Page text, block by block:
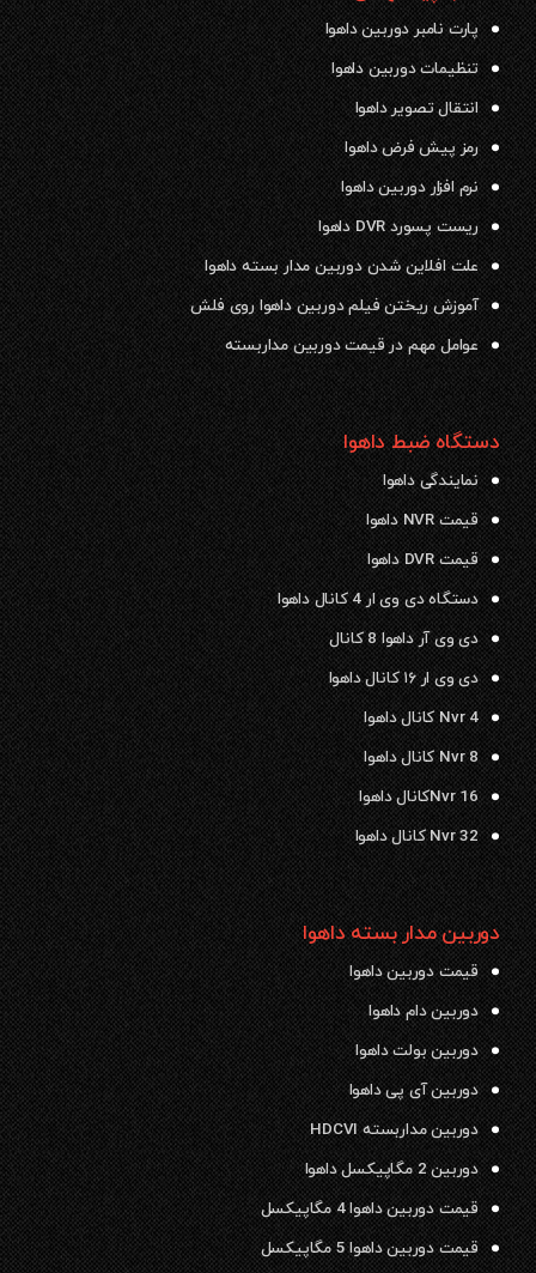
پارت نامبر دوربین داهوا
تنظیمات دوربین داهوا
انتقال تصویر داهوا
رمز پیش فرض داهوا
نرم افزار دوربین داهوا
ریست پسورد DVR داهوا
علت افلاین شدن دوربین مدار بسته داهوا
آموزش ریختن فیلم دوربین داهوا روی فلش
عوامل مهم در قیمت دوربین مداربسته
دستگاه ضبط داهوا
نمایندگی داهوا
قیمت NVR داهوا
قیمت DVR داهوا
دستگاه دی وی ار 4 کانال داهوا
دی وی آر داهوا 8 کانال
دی وی ار ۱۶ کانال داهوا
Nvr 4 کانال داهوا
Nvr 8 کانال داهوا
Nvr 16کانال داهوا
Nvr 32 کانال داهوا
دوربین مدار بسته داهوا
قیمت دوربین داهوا
دوربین دام داهوا
دوربین بولت داهوا
دوربین آی پی داهوا
دوربین مداربسته HDCVI
دوربین 2 مگاپیکسل داهوا
قیمت دوربین داهوا 4 مگاپیکسل
قیمت دوربین داهوا 5 مگاپیکسل